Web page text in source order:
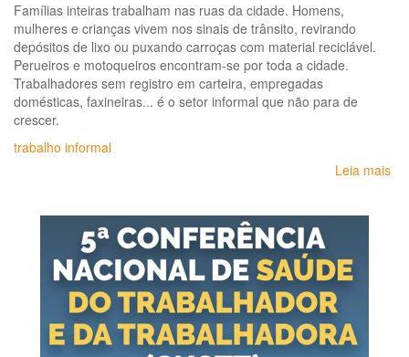
Famílias inteiras trabalham nas ruas da cidade. Homens,
mulheres e crianças vivem nos sinais de trânsito, revirando
depósitos de lixo ou puxando carroças com material reciclável.
Perueiros e motoqueiros encontram-se por toda a cidade.
Trabalhadores sem registro em carteira, empregadas
domésticas, faxineiras... é o setor informal que não para de
crescer.
trabalho informal
Leia mais